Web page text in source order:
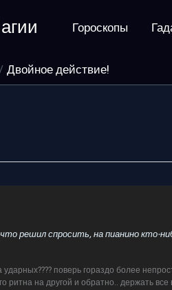
Гороскопы
Двойное действие!
решил спросить, на пианино кто-
поверь гораздо более
ритна на другой и обратно.. держать